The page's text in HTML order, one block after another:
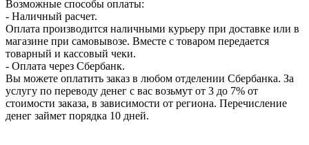
Возможные способы оплаты:
- Наличный расчет.
Оплата производится наличными курьеру при доставке или в
магазине при самовывозе. Вместе с товаром передается
товарный и кассовый чеки.
- Оплата через Сбербанк.
Вы можете оплатить заказ в любом отделении Сбербанка. За
услугу по переводу денег с вас возьмут от 3 до 7% от
стоимости заказа, в зависимости от региона. Перечисление
денег займет порядка 10 дней.